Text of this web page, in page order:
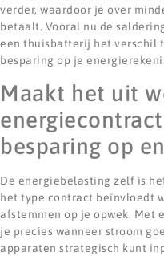
verder, waardoor je over
betaalt. Vooral nu de
een thuisbatterij het verschil
besparing op je
Maakt het uit
besparing op
De energiebelasting zelf is
het type contract beïnvloedt
afstemmen op je opwek. Met
je precies wanneer stroom
apparaten strategisch kunt